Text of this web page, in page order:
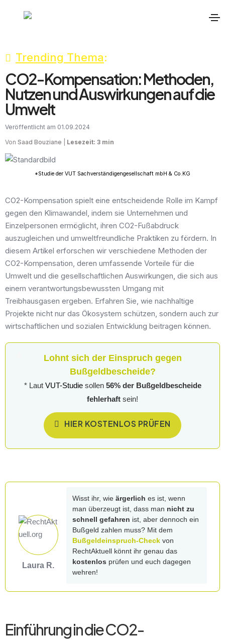
Trending Thema:
CO2-Kompensation: Methoden,
Nutzen und Auswirkungen auf die
Umwelt
Veröffentlicht am 01.09.2024
Von Saad Bouziane Lesezeit: 3 min
*Studie der VUT Sachverständigengesellschaft mbH & Co.KG
CO2-Kompensation spielt eine entscheidende Rolle im Kampf
gegen den Klimawandel, indem sie Unternehmen und
Einzelpersonen ermöglicht, ihren CO2-Fußabdruck
auszugleichen und umweltfreundliche Praktiken zu fördern. In
diesem Artikel erforschen wir verschiedene Methoden der
CO2-Kompensation, deren umfassende Vorteile für die
Umwelt und die gesellschaftlichen Auswirkungen, die sich aus
einem verantwortungsbewussten Umgang mit
Treibhausgasen ergeben. Erfahren Sie, wie nachhaltige
Projekte nicht nur das Ökosystem schützen, sondern auch zur
wirtschaftlichen und sozialen Entwicklung beitragen können.
Lohnt sich der Einspruch gegen
Bußgeldbescheide?
* Laut VUT-Studiesollen 56% der Bußgeldbescheide
fehlerhaft sein!
HIER KOSTENLOS PRÜFEN
Laura R.
Wisst ihr, wie ärgerlich es ist, wenn
man überzeugt ist, dass man nicht zu
schnell gefahren ist, aber dennoch ein
Bußgeld zahlen muss? Mit dem
Bußgeldeinspruch-Check von
RechtAktuell könnt ihr genau das
kostenlos prüfen und euch dagegen
wehren!
Einführung in die CO2-